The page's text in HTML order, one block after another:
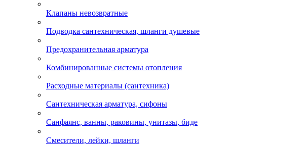
Клапаны невозвратные
Подводка сантехническая, шланги душевые
Предохранительная арматура
Комбинированные системы отопления
Расходные материалы (сантехника)
Сантехническая арматура, сифоны
Санфаянс, ванны, раковины, унитазы, биде
Смесители, лейки, шланги